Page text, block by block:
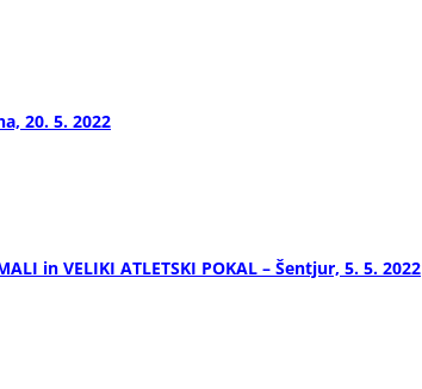
20. 5. 2022
in VELIKI ATLETSKI POKAL – Šentjur, 5. 5. 2022